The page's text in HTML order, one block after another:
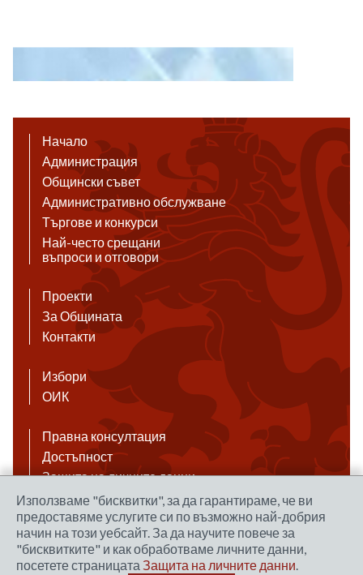
Начало
Администрация
Общински съвет
Административно обслужване
Търгове и конкурси
Най-често срещани
въпроси и отговори
Проекти
За Общината
Контакти
Избори
ОИК
Правна консултация
Достъпност
Защита на личните данни
Антикорупция
Връзки
Правила за ползване на сайта
Използваме "бисквитки", за да гарантираме, че ви
предоставяме услугите си по възможно най-добрия
начин на този уебсайт. За да научите повече за
"бисквитките" и как обработваме личните данни,
посетете страницата Защита на личните данни.